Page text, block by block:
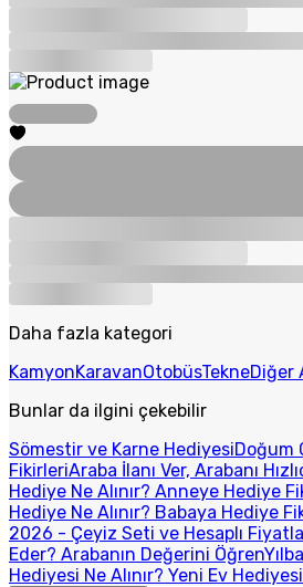
Daha fazla kategori
KamyonKaravanOtobüsTekneDiğer
Bunlar da ilgini çekebilir
Sömestir ve Karne HediyesiDoğum
FikirleriAraba İlanı Ver, Arabanı
Hediye Ne Alınır? Anneye Hediye
Hediye Ne Alınır? Babaya Hediye
2026 - Çeyiz Seti ve Hesaplı
Eder? Arabanın Değerini Öğren
Hediyesi Ne Alınır? Yeni Ev